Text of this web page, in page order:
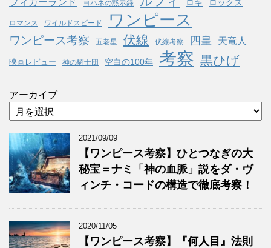
ヨハネの黙示録 ロキ ロックス
ロマンス ワイルドスピード ワンピース
ワンピース考察 五老星 伏線 伏線考察 四皇 天竜人
映画レビュー 神の騎士団 空白の100年 考察 黒ひげ
アーカイブ
2021/09/09
【ワンピース考察】ひとつなぎの大
秘宝＝ナミ「神の血脈」説をダ・ヴ
ィンチ・コードの構造で徹底考察！
2020/11/05
【ワンピース考察】『何人目』法則